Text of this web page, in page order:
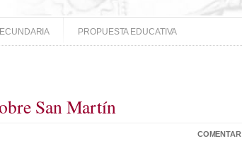
PROPUESTA EDUCATIVA
San Martín
COMENTAR